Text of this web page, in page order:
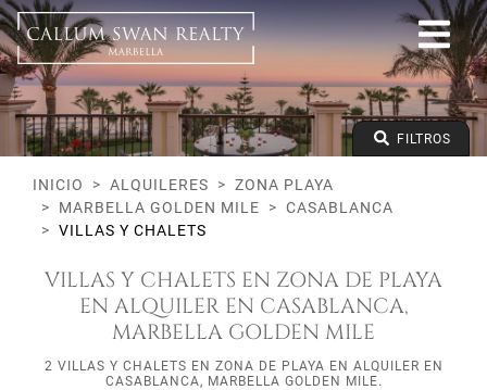
Zona playa
Marbella Golden Mile
Casablanca
Villas y Chalets
Precio desde
Precio hasta
Dormitorios mínimos FILTROS
INICIO ALQUILERES
ZONA PLAYA
MARBELLA GOLDEN MILE
CASABLANCA
VILLAS Y CHALETS
VILLAS Y CHALETS EN ZONA DE PLAYA
EN ALQUILER EN CASABLANCA,
MARBELLA GOLDEN MILE
2 VILLAS Y CHALETS EN ZONA DE PLAYA EN ALQUILER EN
CASABLANCA, MARBELLA GOLDEN MILE.